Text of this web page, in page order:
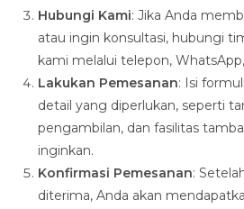
Hubungi Kami: Jika Anda
atau ingin konsultasi, hubungi
kami melalui telepon,
Lakukan Pemesanan: Isi
detail yang diperlukan, seperti
pengambilan, dan fasilitas
inginkan.
Konfirmasi Pemesanan:
diterima, Anda akan